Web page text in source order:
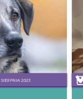
2023